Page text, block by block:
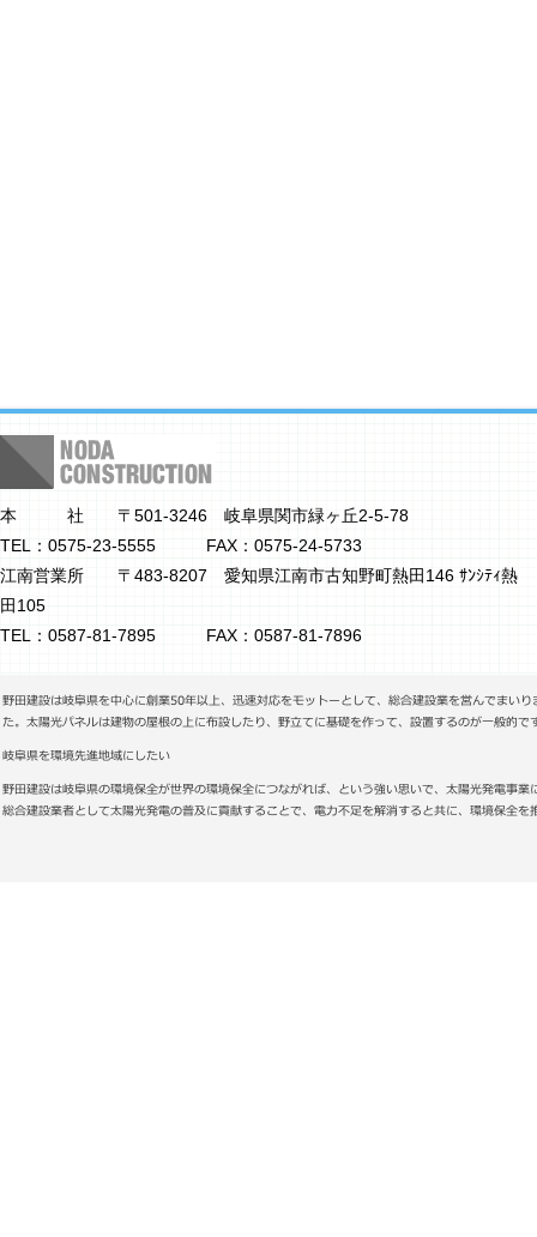
本 社 〒501-3246 岐阜県関市緑ヶ丘2-5-78
TEL：0575-23-5555 FAX：0575-24-5733
江南営業所 〒483-8207 愛知県江南市古知野町熱田146 ｻﾝｼﾃｨ熱
田105
TEL：0587-81-7895 FAX：0587-81-7896